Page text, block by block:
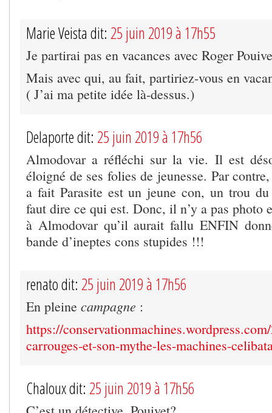
Marie Veista dit: 25 juin 2019 à 17h55
Je partirai pas en vacances avec Roger
Mais avec qui, au fait, partiriez-vous en
( J’ai ma petite idée là-dessus.)
Delaporte dit: 25 juin 2019 à 17h56
Almodovar a réfléchi sur la vie. Il est
éloigné de ses folies de jeunesse. Par
a fait Parasite est un jeune con, un trou
faut dire ce qui est. Donc, il n’y a pas photo
à Almodovar qu’il aurait fallu ENFIN
bande d’ineptes cons stupides !!!
renato dit: 25 juin 2019 à 17h56
En pleine campagne :
https://
carrouges-et-son-mythe-les-machines-
Chaloux dit: 25 juin 2019 à 17h56